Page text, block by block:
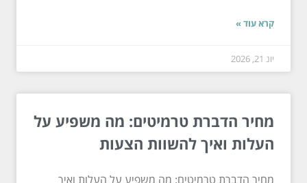
קרא עוד »
יונ 21, 2026
מחיר הדברת טרמיטים: מה משפיע על
העלות ואיך להשוות הצעות
מחיר הדברת טרמיטים: מה משפיע על העלות ואיך